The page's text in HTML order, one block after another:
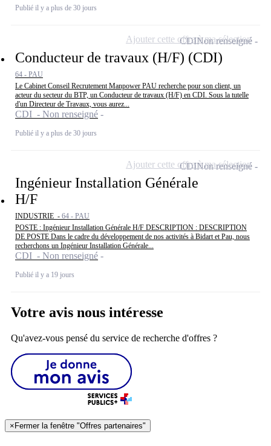
Publié il y a plus de 30 jours
Conducteur de travaux (H/F) (CDI)
64 - PAU
Le Cabinet Conseil Recrutement Manpower PAU recherche pour son client, un
acteur du secteur du BTP, un Conducteur de travaux (H/F) en CDI. Sous la tutelle
d'un Directeur de Travaux, vous aurez...
CDI - Non renseigné
Publié il y a plus de 30 jours
CDINon renseigné
Ajouter cette offre à ma sélection
Ingénieur Installation Générale
H/F
INDUSTRIE - 64 - PAU
POSTE : Ingénieur Installation Générale H/F DESCRIPTION : DESCRIPTION
DE POSTE Dans le cadre du développement de nos activités à Bidart et Pau, nous
recherchons un Ingénieur Installation Générale...
CDI - Non renseigné
Publié il y a 19 jours
CDINon renseigné
Ajouter cette offre à ma sélection
Votre avis nous intéresse
Qu'avez-vous pensé du service de recherche d'offres ?
× Fermer la fenêtre "Offres partenaires"